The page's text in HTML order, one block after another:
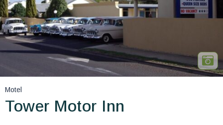
Nos adresses dans le monde
World’s Best Hotels
Vous faire voyager
Les séjours à thème
Motel
Tower Motor Inn